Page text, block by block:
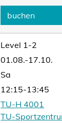
buchen
Level 1-2
01.08.-17.10.
Sa
12:15-13:45
TU-H 4001
TU-